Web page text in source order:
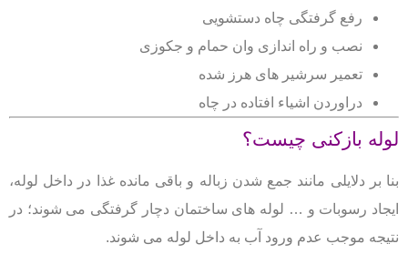
رفع گرفتگی چاه دستشویی
نصب و راه اندازی وان حمام و جکوزی
تعمیر سرشیر های هرز شده
دراوردن اشیاء افتاده در چاه
لوله بازکنی چیست؟
بنا بر دلایلی مانند جمع شدن زباله و باقی مانده غذا در داخل لوله،
ایجاد رسوبات و … لوله های ساختمان دچار گرفتگی می شوند؛ در
نتیجه موجب عدم ورود آب به داخل لوله می شوند.